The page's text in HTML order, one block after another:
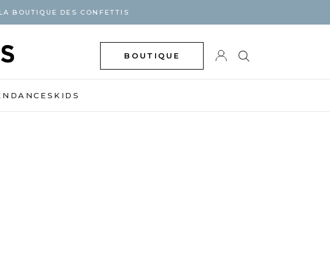
BOUTIQUE DES CONFETTIS
BOUTIQUE
KIDS